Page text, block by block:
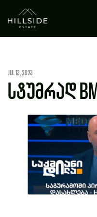
Jul 13, 2023
სტუმრად